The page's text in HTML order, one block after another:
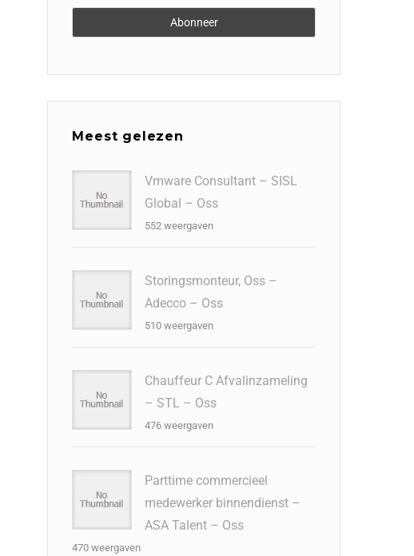
Meest gelezen
Vmware Consultant – SISL
Global – Oss
552 weergaven
Storingsmonteur, Oss –
Adecco – Oss
510 weergaven
Chauffeur C Afvalinzameling
– STL – Oss
476 weergaven
Parttime commercieel
medewerker binnendienst –
ASA Talent – Oss
470 weergaven